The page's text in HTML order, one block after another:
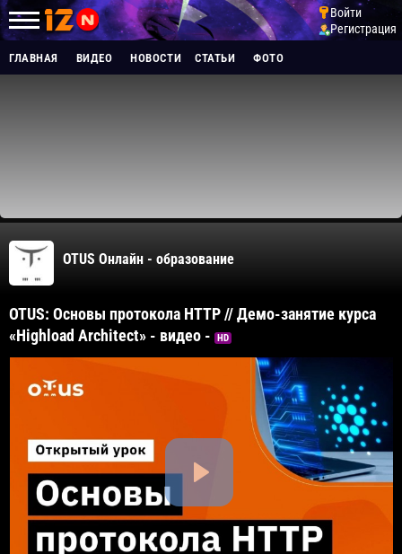
Войти
Регистрация
ГЛАВНАЯ ВИДЕО НОВОСТИ СТАТЬИ ФОТО
OTUS Онлайн - образование
OTUS: Основы протокола HTTP // Демо-занятие курса
«Highload Architect» - видео -
HD